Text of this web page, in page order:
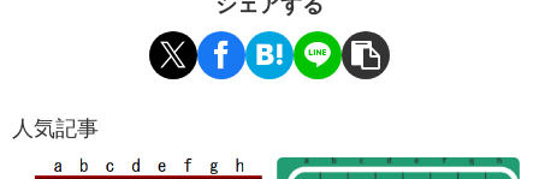
シェアする
人気記事